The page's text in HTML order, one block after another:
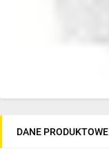
DANE PRODUKTOWE